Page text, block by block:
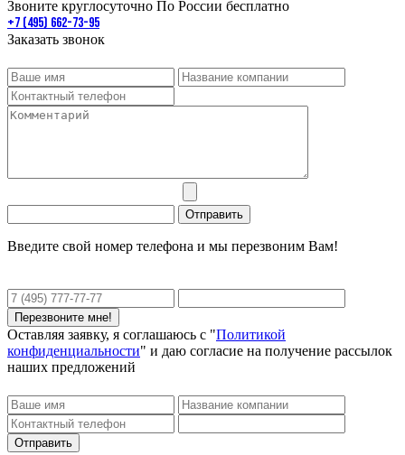
Звоните круглосуточно По России бесплатно
+7 (495) 662-73-95
Заказать звонок
Введите свой номер телефона и мы перезвоним Вам!
Оставляя заявку, я соглашаюсь с "Политикой
конфиденциальности" и даю согласие на получение рассылок
наших предложений